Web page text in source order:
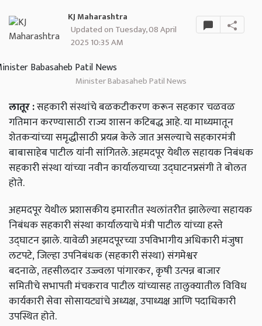
KJ Maharashtra
Updated on Tuesday, 08 April
2025 10:35 AM
Minister Babasaheb Patil News
लातूर:सहकारीसंस्थांचेबळकटीकरणकरूनसहकारचळवळ
गतिमानकरण्यासाठीराज्यशासनकटिबद्धआहे.यामाध्यमातून
शेतकऱ्यांच्यासमृद्धीसाठीप्रयत्नकेलेजातअसल्याचेसहकारमंत्री
बाबासाहेबपाटीलयांनीसांगितले.अहमदपूरयेथीलसहायकनिबंधक
सहकारीसंस्थायांच्यानवीनकार्यालयाच्याउद्घाटनप्रसंगीतेबोलत
होते.
अहमदपूरयेथीलप्रशासकीयइमारतीतस्थलांतरीतझालेल्यासहायक
निबंधकसहकारीसंस्थाकार्यालयाचेमंत्रीपाटीलयांच्याहस्ते
उद्घाटनझाले.यावेळीअहमदपूरच्याउपविभागीयअधिकारीमंजुषा
लटपटे,जिल्हाउपनिबंधक(सहकारीसंस्था)संगमेश्वर
बदनाळे,तहसीलदारउज्ज्वलापांगारकर,कृषीउत्पन्नबाजार
समितीचेसभापतीमंचकरावपाटीलयांच्यासहतालुक्यातीलविविध
कार्यकारीसेवासोसायट्यांचेअध्यक्ष,उपाध्यक्षआणिपदाधिकारी
उपस्थितहोते.